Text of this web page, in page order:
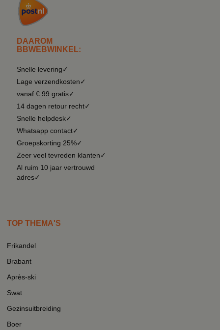
DAAROM
BBWEBWINKEL:
Snelle levering✓
Lage verzendkosten✓
vanaf € 99 gratis✓
14 dagen retour recht✓
Snelle helpdesk✓
Whatsapp contact✓
Groepskorting 25%✓
Zeer veel tevreden klanten✓
Al ruim 10 jaar vertrouwd
adres✓
TOP THEMA'S
Frikandel
Brabant
Après-ski
Swat
Gezinsuitbreiding
Boer